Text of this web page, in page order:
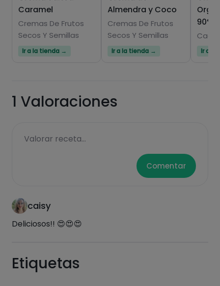
Caramel
Cremas De Frutos
Secos Y Semillas
Ir a la tienda →
Almendra y Coco
Cremas De Frutos
Secos Y Semillas
Ir a la tienda →
90%
Ir a
1 Valoraciones
Valorar receta...
Comentar
caisy
Deliciosos!! 😍😍😍
Etiquetas